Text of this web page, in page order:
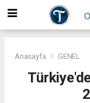
Anasayfa GENEL